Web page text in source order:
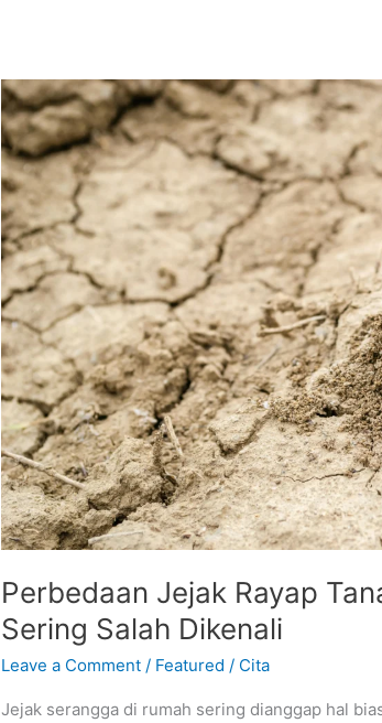
Perbedaan Jejak Rayap
Sering Salah Dikenali
Leave a Comment / Featured / Cita
Jejak serangga di rumah sering dianggap hal
Perbedaan
Jejak
Rayap
Tanah
dan
Semut
yang
Sering
Salah
Dikenali